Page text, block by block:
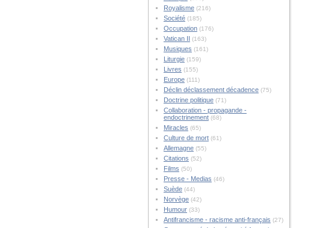
Royalisme(216)
Société(185)
Occupation(176)
Vatican II (163)
Musiques (161)
Liturgie(159)
Livres (155)
Europe(111)
Déclin déclassement décadence(75)
Doctrine politique(71)
Collaboration - propagande -
endoctrinement(68)
Miracles (65)
Culture de mort(61)
Allemagne(55)
Citations (52)
Films (50)
Presse - Medias (46)
Suède(44)
Norvège(42)
Humour(33)
Antifrancisme - racisme anti-français (27)